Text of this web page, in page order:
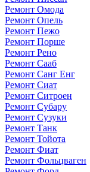
Ремонт Омода
Ремонт Опель
Ремонт Пежо
Ремонт Порше
Ремонт Рено
Ремонт Сааб
Ремонт Санг Енг
Ремонт Сиат
Ремонт Ситроен
Ремонт Субару
Ремонт Сузуки
Ремонт Танк
Ремонт Тойота
Ремонт Фиат
Ремонт Фольцваген